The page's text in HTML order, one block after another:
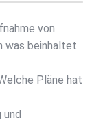
von
was beinhaltet
Pläne hat